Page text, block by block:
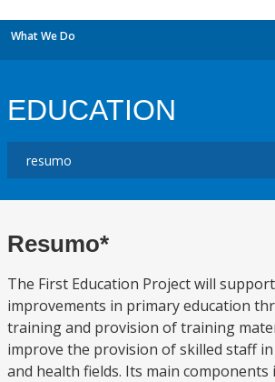
What We Do
EDUCATION
Resumo*
The First Education Project will
improvements in primary education
training and provision of training
improve the provision of skilled staff
and health fields. Its main components